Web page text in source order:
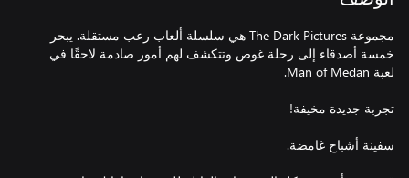
مجموعة The Dark Pictures هي سلسلة ألعاب رعب مستقلة. يبحر
خمسة أصدقاء إلى رحلة غوص وتتكشف لهم أمور صادمة لاحقًا في